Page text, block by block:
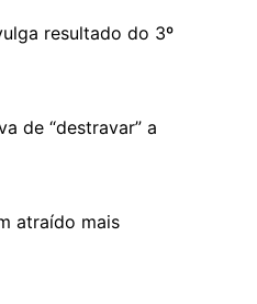
resultado do 3º
de “destravar” a
atraído mais